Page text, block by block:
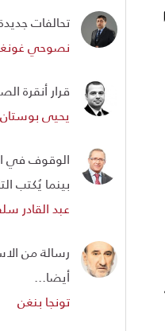
تحالفات
نصوحي
قرار أنقرة
يحيى بوستان
الوقوف في
بينما يُكتب
عبد القادر
أيضا...
تونجا بنغن